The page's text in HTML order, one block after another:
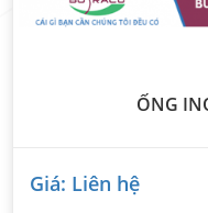
ỐNG
Giá: Liên hệ